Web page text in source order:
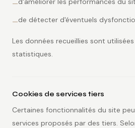
—
—de détecter d'éventuels
Les données recueillies sont
statistiques.
Cookies de services tiers
Certaines fonctionnalités du site
services proposés par des tiers.